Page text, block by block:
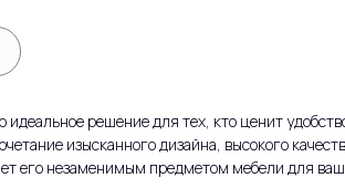
идеальное решение для тех, кто ценит
изысканного дизайна, высокого
его незаменимым предметом мебели для